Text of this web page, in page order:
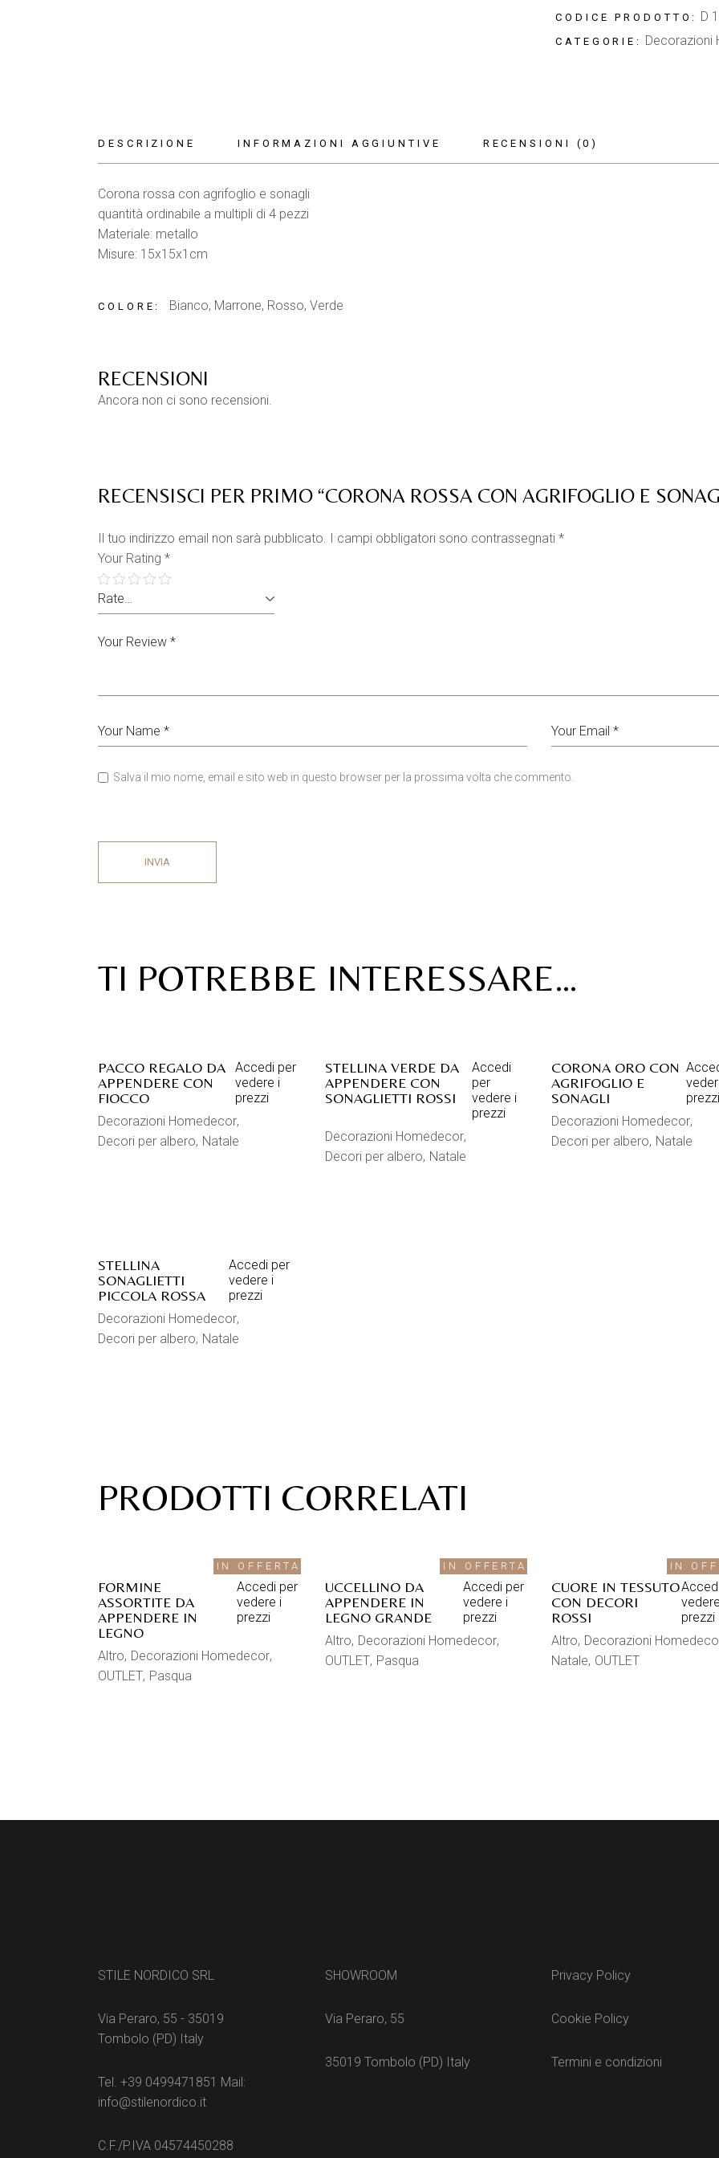
CODICE PRODOTTO: D
CATEGORIE: Decorazioni
DESCRIZIONE INFORMAZIONI AGGIUNTIVE RECENSIONI (0)
Corona rossa con agrifoglio e sonagli
quantità ordinabile a multipli di 4 pezzi
Materiale: metallo
Misure: 15x15x1cm
COLORE Bianco, Marrone, Rosso, Verde
RECENSIONI
Ancora non ci sono recensioni.
RECENSISCI PER PRIMO “CORONA ROSSA CON AGRIFOGLIO E
Il tuo indirizzo email non sarà pubblicato. I campi obbligatori sono contrassegnati *
Your Rating *
Salva il mio nome, email e sito web in questo browser per la prossima volta che commento.
INVIA
TI POTREBBE INTERESSARE…
PACCO REGALO DA
APPENDERE CON
FIOCCO
Accedi per
vedere i
prezzi
Decorazioni Homedecor
Decori per albero Natale
STELLINA VERDE DA
APPENDERE CON
SONAGLIETTI ROSSI
Accedi
per
vedere i
prezzi
Decorazioni Homedecor
Decori per albero Natale
CORONA ORO CON
AGRIFOGLIO E
SONAGLI
prezzi
Decorazioni Homedecor
Decori per albero Natale
STELLINA
SONAGLIETTI
PICCOLA ROSSA
Accedi per
vedere i
prezzi
Decorazioni Homedecor
Decori per albero Natale
PRODOTTI CORRELATI
IN OFFERTA
FORMINE
ASSORTITE DA
APPENDERE IN
LEGNO
Accedi per
vedere i
prezzi
Altro Decorazioni Homedecor
OUTLET Pasqua
IN OFFERTA
UCCELLINO DA
APPENDERE IN
LEGNO GRANDE
Accedi per
vedere i
prezzi
Altro Decorazioni Homedecor
OUTLET Pasqua
IN
CUORE IN TESSUTO
CON DECORI
ROSSI
prezzi
Altro Decorazioni
Natale OUTLET
STILE NORDICO SRL
Via Peraro, 55 - 35019
Tombolo (PD) Italy
Tel. +39 0499471851 Mail:
info@stilenordico.it
C.F./P.IVA 04574450288
SHOWROOM
Via Peraro, 55
35019 Tombolo (PD) Italy
Privacy Policy
Cookie Policy
Termini e condizioni